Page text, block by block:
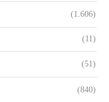
(1.606)
(11)
(51)
(840)